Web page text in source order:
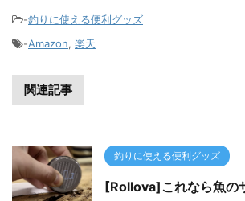
-釣りに使える便利グッズ
-Amazon, 楽天
関連記事
釣りに使える便利グッズ
[Rollova]これなら魚の